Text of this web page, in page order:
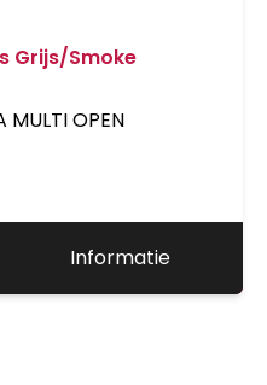
Grijs/Smoke
MULTI OPEN
Informatie